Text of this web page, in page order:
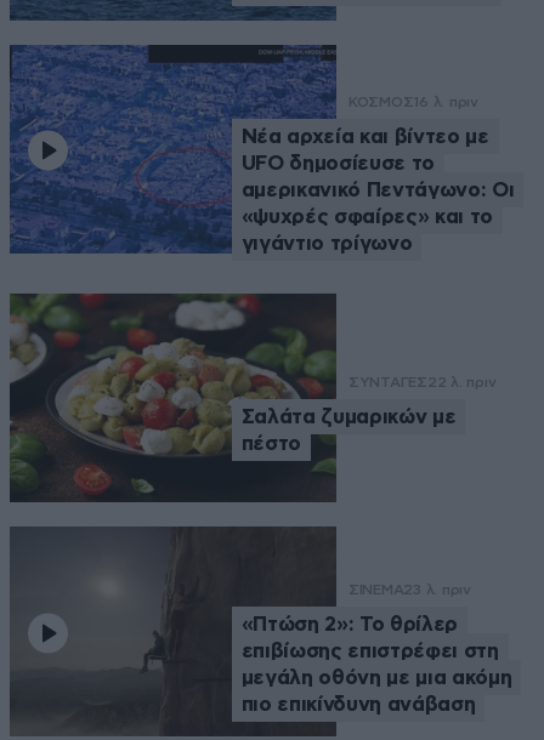
ΚΟΣΜΟΣ 16 λ. πριν
Νέα αρχεία και βίντεο με
UFO δημοσίευσε το
αμερικανικό Πεντάγωνο: Οι
«ψυχρές σφαίρες» και το
γιγάντιο τρίγωνο
ΣΥΝΤΑΓΕΣ22 λ. πριν
Σαλάτα ζυμαρικών με
πέστο
ΣΙΝΕΜΑ23 λ. πριν
«Πτώση 2»: Το θρίλερ
επιβίωσης επιστρέφει στη
μεγάλη οθόνη με μια ακόμη
πιο επικίνδυνη ανάβαση